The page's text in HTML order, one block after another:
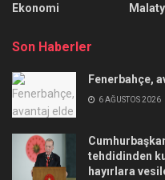
Ekonomi
Son Haberler
Fenerbahçe,
6 AĞUSTOS 2026
tehdidinden
hayırlara